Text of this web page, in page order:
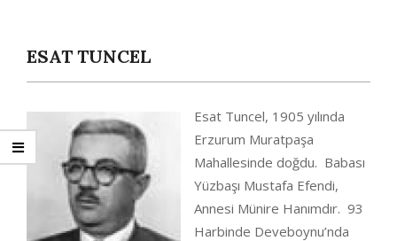
ESAT TUNCEL
Esat Tuncel, 1905 yılında
Erzurum Muratpaşa
Mahallesinde doğdu. Babası
Yüzbaşı Mustafa Efendi,
Annesi Münire Hanımdır. 93
Harbinde Deveboynu’nda